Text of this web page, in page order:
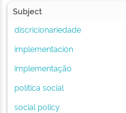
Subject
discricionariedade
implementación
implementação
política social
social policy